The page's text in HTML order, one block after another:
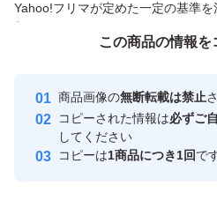
Yahoo!フリマが定めた一定の基準
付与しています
安心取引出品者
心
取引実績
この商品の情報を
商品画像の無断転載は禁止
コピーされた情報は必ずご
してください
コピーは1商品につき1回で
この商品をみている人にオスス